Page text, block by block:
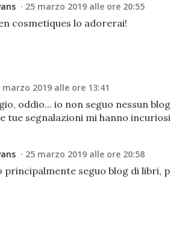
25 marzo 2019 alle ore 20:55
cosmetiques lo adorerai!
marzo 2019 alle ore 13:41
oddio... io non seguo nessun
tue segnalazioni mi hanno
25 marzo 2019 alle ore 20:58
principalmente seguo blog di libri,